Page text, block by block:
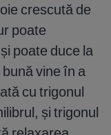
crescută de
poate
poate duce la
vine în a
cu trigonul
și trigonul